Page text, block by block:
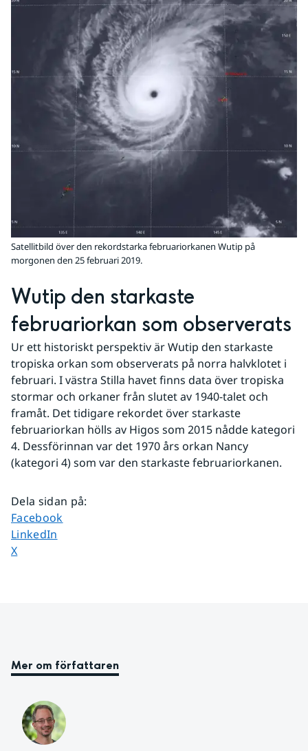
Satellitbild över den rekordstarka februariorkanen Wutip på
morgonen den 25 februari 2019.
Wutip den starkaste
februariorkan som observerats
Ur ett historiskt perspektiv är Wutip den starkaste
tropiska orkan som observerats på norra halvklotet i
februari. I västra Stilla havet finns data över tropiska
stormar och orkaner från slutet av 1940-talet och
framåt. Det tidigare rekordet över starkaste
februariorkan hölls av Higos som 2015 nådde kategori
4. Dessförinnan var det 1970 års orkan Nancy
(kategori 4) som var den starkaste februariorkanen.
Dela sidan på:
Dela sidan på
Facebook
Dela sidan på
LinkedIn
Dela sidan på
X
Mer om författaren